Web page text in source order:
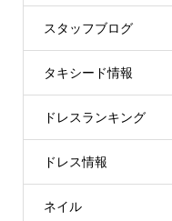
スタッフブログ
タキシード情報
ドレスランキング
ドレス情報
ネイル